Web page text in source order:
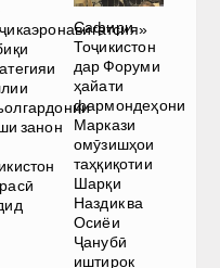
занон
Сафири
Тоҷикистон
дар Форуми
ҳайати
фармондеҳони
Маркази
омӯзишҳои
таҳқиқотии
Шарқи
Наздик ва
Осиёи
Ҷанубӣ
иштирок